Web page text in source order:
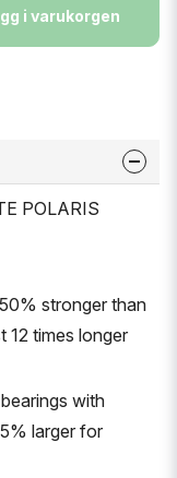
i varukorgen
POLARIS
stronger than
12 times longer
with
larger for